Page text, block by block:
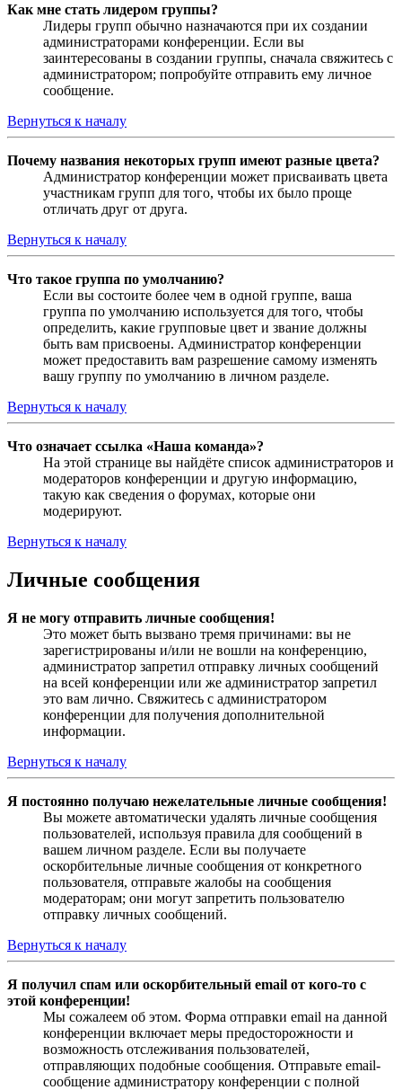
Как мне стать лидером группы?
Лидеры групп обычно назначаются при их создании
администраторами конференции. Если вы
заинтересованы в создании группы, сначала свяжитесь с
администратором; попробуйте отправить ему личное
сообщение.
Вернуться к началу
Почему названия некоторых групп имеют разные цвета?
Администратор конференции может присваивать цвета
участникам групп для того, чтобы их было проще
отличать друг от друга.
Вернуться к началу
Что такое группа по умолчанию?
Если вы состоите более чем в одной группе, ваша
группа по умолчанию используется для того, чтобы
определить, какие групповые цвет и звание должны
быть вам присвоены. Администратор конференции
может предоставить вам разрешение самому изменять
вашу группу по умолчанию в личном разделе.
Вернуться к началу
Что означает ссылка «Наша команда»?
На этой странице вы найдёте список администраторов и
модераторов конференции и другую информацию,
такую как сведения о форумах, которые они
модерируют.
Вернуться к началу
Личные сообщения
Я не могу отправить личные сообщения!
Это может быть вызвано тремя причинами: вы не
зарегистрированы и/или не вошли на конференцию,
администратор запретил отправку личных сообщений
на всей конференции или же администратор запретил
это вам лично. Свяжитесь с администратором
конференции для получения дополнительной
информации.
Вернуться к началу
Я постоянно получаю нежелательные личные сообщения!
Вы можете автоматически удалять личные сообщения
пользователей, используя правила для сообщений в
вашем личном разделе. Если вы получаете
оскорбительные личные сообщения от конкретного
пользователя, отправьте жалобы на сообщения
модераторам; они могут запретить пользователю
отправку личных сообщений.
Вернуться к началу
Я получил спам или оскорбительный email от кого-то с
этой конференции!
Мы сожалеем об этом. Форма отправки email на данной
конференции включает меры предосторожности и
возможность отслеживания пользователей,
отправляющих подобные сообщения. Отправьте email-
сообщение администратору конференции с полной